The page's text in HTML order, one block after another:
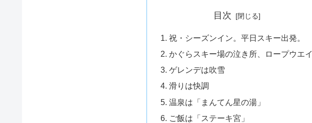
目次
祝・シーズンイン。平日スキー出発。
かぐらスキー場の泣き所、ロープウエイ
ゲレンデは吹雪
滑りは快調
温泉は「まんてん星の湯」
ご飯は「ステーキ宮」